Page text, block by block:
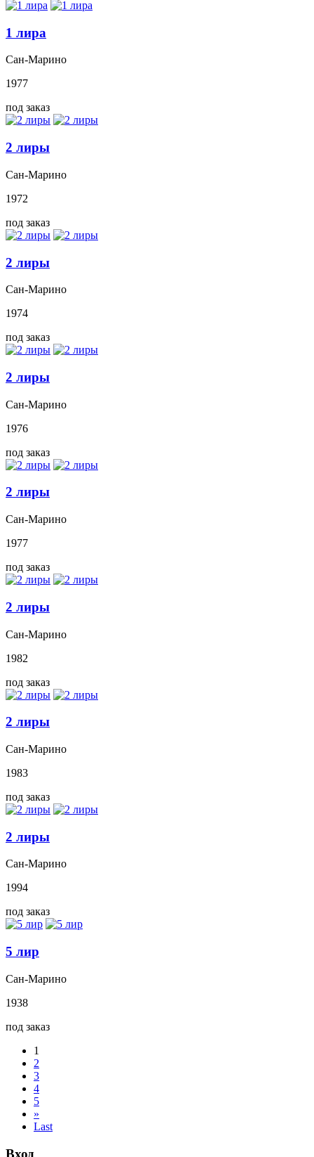
1 лира
Сан-Марино
1977
под заказ
2 лиры
Сан-Марино
1972
под заказ
2 лиры
Сан-Марино
1974
под заказ
2 лиры
Сан-Марино
1976
под заказ
2 лиры
Сан-Марино
1977
под заказ
2 лиры
Сан-Марино
1982
под заказ
2 лиры
Сан-Марино
1983
под заказ
2 лиры
Сан-Марино
1994
под заказ
5 лир
Сан-Марино
1938
под заказ
1
2
3
4
5
»
Last
Вход